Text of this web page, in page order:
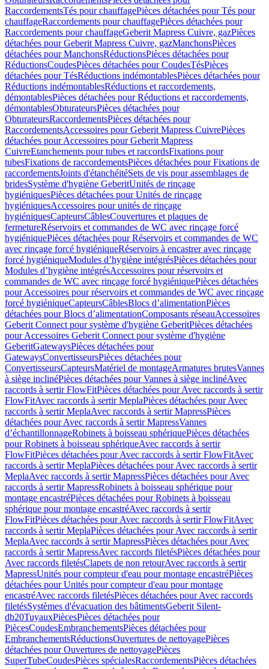
RaccordementsTés pour chauffagePièces détachées pour Tés pour
chauffageRaccordements pour chauffagePièces détachées pour
Raccordements pour chauffageGeberit Mapress Cuivre, gazPièces
détachées pour Geberit Mapress Cuivre, gazManchonsPièces
détachées pour ManchonsRéductionsPièces détachées pour
RéductionsCoudesPièces détachées pour CoudesTésPièces
détachées pour TésRéductions indémontablesPièces détachées pour
Réductions indémontablesRéductions et raccordements,
démontablesPièces détachées pour Réductions et raccordements,
démontablesObturateursPièces détachées pour
ObturateursRaccordementsPièces détachées pour
RaccordementsAccessoires pour Geberit Mapress CuivrePièces
détachées pour Accessoires pour Geberit Mapress
CuivreEtanchements pour tubes et raccordsFixations pour
tubesFixations de raccordementsPièces détachées pour Fixations de
raccordementsJoints d'étanchéitéSets de vis pour assemblages de
bridesSystème d'hygiène GeberitUnités de rinçage
hygiéniquesPièces détachées pour Unités de rinçage
hygiéniquesAccessoires pour unités de rinçage
hygiéniquesCapteursCâblesCouvertures et plaques de
fermetureRéservoirs et commandes de WC avec rinçage forcé
hygiéniquePièces détachées pour Réservoirs et commandes de WC
avec rinçage forcé hygiéniqueRéservoirs à encastrer avec rinçage
forcé hygiéniqueModules d’hygiène intégrésPièces détachées pour
Modules d’hygiène intégrésAccessoires pour réservoirs et
commandes de WC avec rinçage forcé hygiéniquePièces détachées
pour Accessoires pour réservoirs et commandes de WC avec rinçage
forcé hygiéniqueCapteursCâblesBlocs d’alimentationPièces
détachées pour Blocs d’alimentationComposants réseauAccessoires
Geberit Connect pour système d'hygiène GeberitPièces détachées
pour Accessoires Geberit Connect pour système d'hygiène
GeberitGatewaysPièces détachées pour
GatewaysConvertisseursPièces détachées pour
ConvertisseursCapteursMatériel de montageArmatures brutesVannes
à siège inclinéPièces détachées pour Vannes à siège inclinéAvec
raccords à sertir FlowFitPièces détachées pour Avec raccords à sertir
FlowFitAvec raccords à sertir MeplaPièces détachées pour Avec
raccords à sertir MeplaAvec raccords à sertir MapressPièces
détachées pour Avec raccords à sertir MapressVannes
d’échantillonnageRobinets à boisseau sphériquePièces détachées
pour Robinets à boisseau sphériqueAvec raccords à sertir
FlowFitPièces détachées pour Avec raccords à sertir FlowFitAvec
raccords à sertir MeplaPièces détachées pour Avec raccords à sertir
MeplaAvec raccords à sertir MapressPièces détachées pour Avec
raccords à sertir MapressRobinets à boisseau sphérique pour
montage encastréPièces détachées pour Robinets à boisseau
sphérique pour montage encastréAvec raccords à sertir
FlowFitPièces détachées pour Avec raccords à sertir FlowFitAvec
raccords à sertir MeplaPièces détachées pour Avec raccords à sertir
MeplaAvec raccords à sertir MapressPièces détachées pour Avec
raccords à sertir MapressAvec raccords filetésPièces détachées pour
Avec raccords filetésClapets de non retourAvec raccords à sertir
MapressUnités pour compteur d'eau pour montage encastréPièces
détachées pour Unités pour compteur d'eau pour montage
encastréAvec raccords filetésPièces détachées pour Avec raccords
filetésSystèmes d'évacuation des bâtimentsGeberit Silent-
db20TuyauxPiècesPièces détachées pour
PiècesCoudesEmbranchementsPièces détachées pour
EmbranchementsRéductionsOuvertures de nettoyagePièces
détachées pour Ouvertures de nettoyagePièces
SuperTubeCoudesPièces spécialesRaccordementsPièces détachées